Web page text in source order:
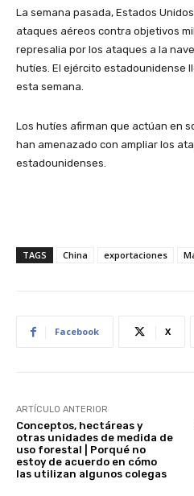
La semana pasada, Estados
ataques aéreos contra objetivos
represalia por los ataques a la
hutíes. El ejército estadounidense
esta semana.
Los hutíes afirman que actúan en
han amenazado con ampliar los
estadounidenses.
TAGS China exportaciones
Facebook X
ARTÍCULO ANTERIOR
Conceptos, hectáreas y
otras unidades de medida de
uso forestal | Porqué no
estoy de acuerdo en cómo
las utilizan algunos colegas